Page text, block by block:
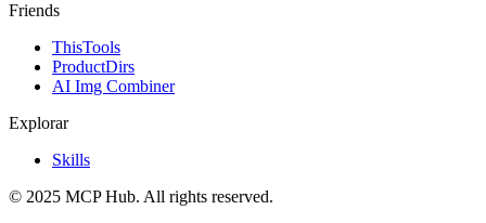
Friends
ThisTools
ProductDirs
AI Img Combiner
Explorar
Skills
© 2025 MCP Hub. All rights reserved.